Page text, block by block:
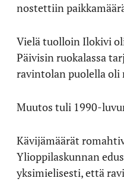
nostettiin
Vielä tuolloin Ilokivi
Päivisin ruokalassa
ravintolan puolella
Muutos tuli 1990-
Kävijämäärät
Ylioppilaskunnan
yksimielisesti, että